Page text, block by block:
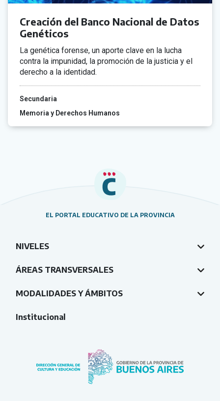
Creación del Banco Nacional de Datos
Genéticos
La genética forense, un aporte clave en la lucha
contra la impunidad, la promoción de la justicia y el
derecho a la identidad.
Secundaria
Memoria y Derechos Humanos
EL PORTAL EDUCATIVO DE LA PROVINCIA
NIVELES
ÁREAS TRANSVERSALES
MODALIDADES Y ÁMBITOS
Institucional